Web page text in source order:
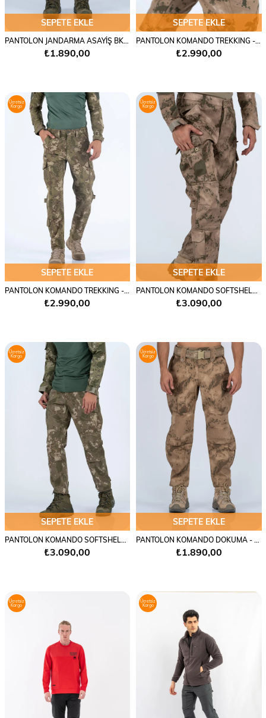
SEPETE EKLE
PANTOLON JANDARMA ASAYİŞ BKT - 509
₺1.890,00
SEPETE EKLE
PANTOLON KOMANDO TREKKING - 508
₺2.990,00
SEPETE EKLE
PANTOLON KOMANDO TREKKING - 508
₺2.990,00
Ücretsiz
Kargo
SEPETE EKLE
₺3.090,00
Ücretsiz
Kargo
SEPETE EKLE
₺3.090,00
Ücretsiz
Kargo
SEPETE EKLE
₺1.890,00
Ücretsiz
Kargo
Ücretsiz
Kargo
Ücretsiz
Kargo